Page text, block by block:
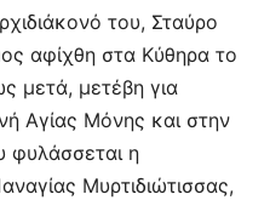
του, Σταύρο
αφίχθη στα Κύθηρα το
μετά, μετέβη για
Αγίας Μόνης και στην
φυλάσσεται η
Μυρτιδιώτισσας,